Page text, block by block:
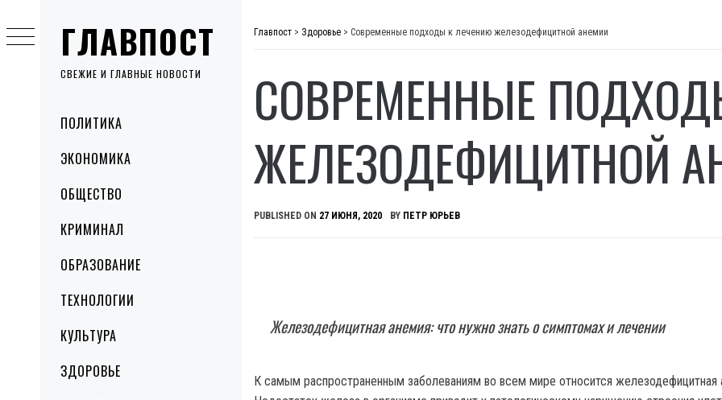
ГЛАВПОСТ
СВЕЖИЕ И ГЛАВНЫЕ НОВОСТИ
MenuПОЛИТИКА
ЭКОНОМИКА
ОБЩЕСТВО
КРИМИНАЛ
ОБРАЗОВАНИЕ
ТЕХНОЛОГИИ
КУЛЬТУРА
ЗДОРОВЬЕ
to
content
Главпост > Здоровье > Современные подходы к лечению железодефицитной анемии
СОВРЕМЕННЫЕ
ЖЕЛЕЗОДЕФИЦИТНОЙ
PUBLISHED ON 27 ИЮНЯ, 2020 BY ПЕТР ЮРЬЕВ
Железодефицитная анемия: что нужно знать о симптомах и лечении
К самым распространенным заболеваниям во всем мире относится железодефицитная